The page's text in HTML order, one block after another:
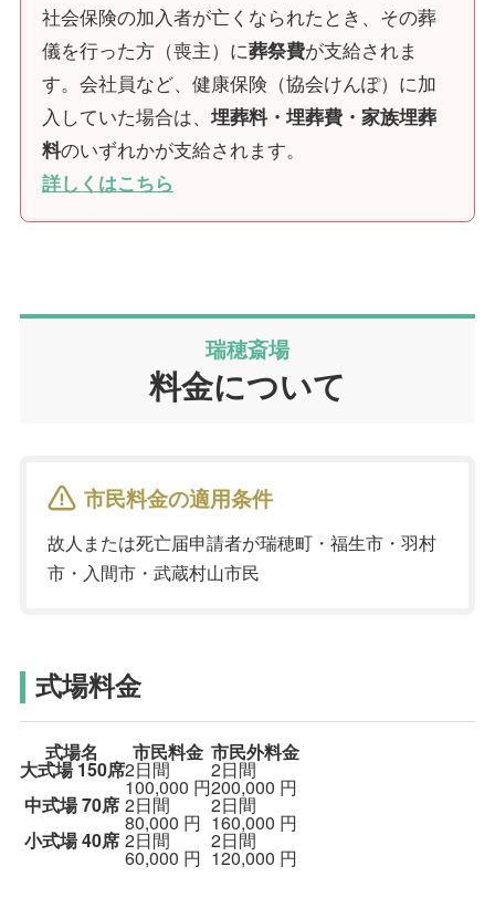
社会保険の加入者が亡くなられたとき、その葬
儀を行った方（喪主）に葬祭費が支給されま
す。会社員など、健康保険（協会けんぽ）に加
入していた場合は、埋葬料・埋葬費・家族埋葬
料のいずれかが支給されます。
詳しくはこちら
瑞穂斎場
料金について
市民料金の適用条件
故人または死亡届申請者が瑞穂町・福生市・羽村
市・入間市・武蔵村山市民
式場料金
式場名 市民料金 市民外料金
大式場150席2日間
100,000 円
2日間
200,000 円
中式場70席 2日間
80,000 円
2日間
160,000 円
小式場40席 2日間
60,000 円
2日間
120,000 円